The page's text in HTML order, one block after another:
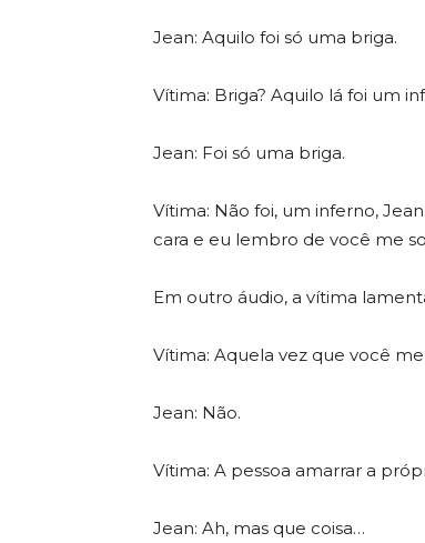
Jean: Aquilo foi só uma briga.
Vítima: Briga? Aquilo lá foi um
Jean: Foi só uma briga.
Vítima: Não foi, um inferno,
cara e eu lembro de você me
Em outro áudio, a vítima
Vítima: Aquela vez que você
Jean: Não.
Vítima: A pessoa amarrar a
Jean: Ah, mas que coisa…